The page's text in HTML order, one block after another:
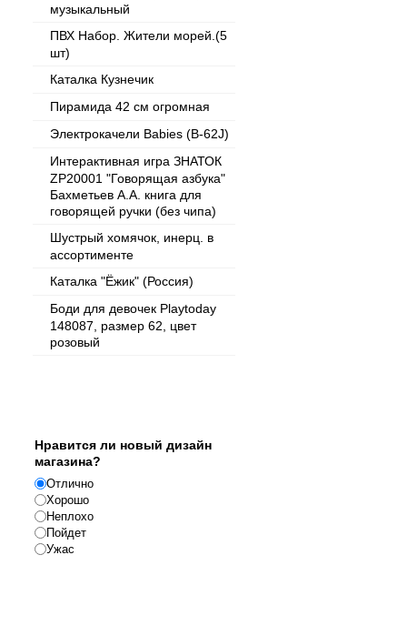
музыкальный
ПВХ Набор. Жители морей.(5
шт)
Каталка Кузнечик
Пирамида 42 см огромная
Электрокачели Babies (B-62J)
Интерактивная игра ЗНАТОК
ZP20001 "Говорящая азбука"
Бахметьев А.А. книга для
говорящей ручки (без чипа)
Шустрый хомячок, инерц. в
ассортименте
Каталка "Ёжик" (Россия)
Боди для девочек Playtoday
148087, размер 62, цвет
розовый
Нравится ли новый дизайн
магазина?
Отлично
Хорошо
Неплохо
Пойдет
Ужас